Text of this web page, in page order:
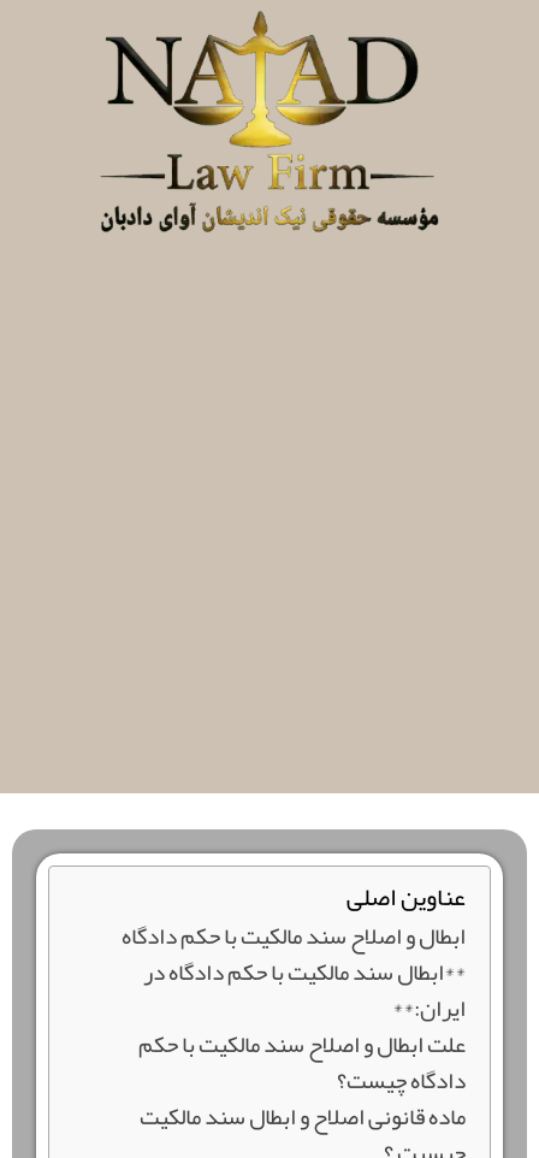
عناوین اصلی
ابطال و اصلاح سند مالکیت با حکم دادگاه
**ابطال سند مالکیت با حکم دادگاه در
ایران:**
علت ابطال و اصلاح سند مالکیت با حکم
دادگاه چیست؟
ماده قانونی اصلاح و ابطال سند مالکیت